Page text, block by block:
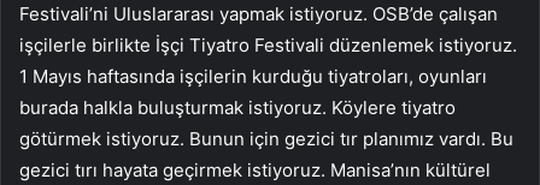
Festivali’ni Uluslararası yapmak istiyoruz. OSB’de çalışan
işçilerle birlikte İşçi Tiyatro Festivali düzenlemek istiyoruz.
1 Mayıs haftasında işçilerin kurduğu tiyatroları, oyunları
burada halkla buluşturmak istiyoruz. Köylere tiyatro
götürmek istiyoruz. Bunun için gezici tır planımız vardı. Bu
gezici tırı hayata geçirmek istiyoruz. Manisa’nın kültürel